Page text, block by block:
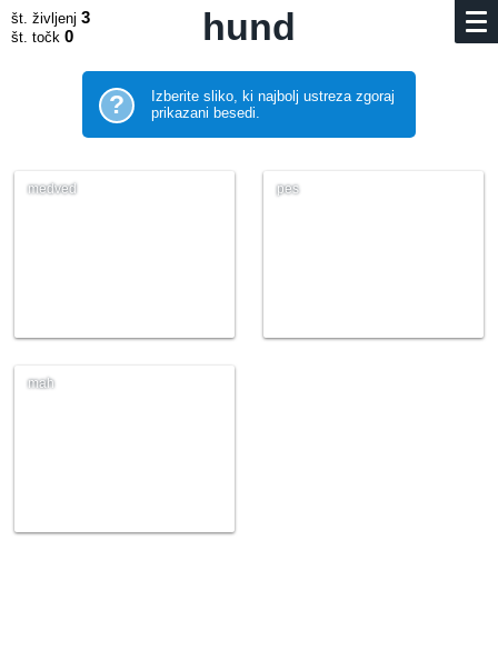
št. življenj 3
št. točk 0 hund
?
Izberite sliko, ki najbolj ustreza zgoraj
prikazani besedi.
medved pes
mah